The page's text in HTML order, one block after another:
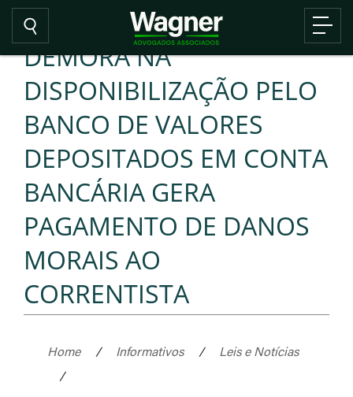
DEMORA NA
DISPONIBILIZAÇÃO PELO
BANCO DE VALORES
DEPOSITADOS EM CONTA
BANCÁRIA GERA
PAGAMENTO DE DANOS
MORAIS AO
CORRENTISTA
Home / Informativos /
Leis e Notícias
/